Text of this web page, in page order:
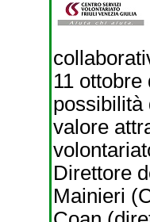
11
possibilità
valore
Direttore
Mainieri